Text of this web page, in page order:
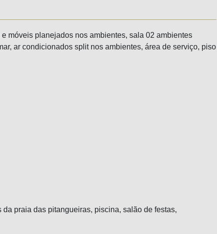
móveis planejados nos ambientes, sala 02 ambientes
ar condicionados split nos ambientes, área de serviço, piso
praia das pitangueiras, piscina, salão de festas,